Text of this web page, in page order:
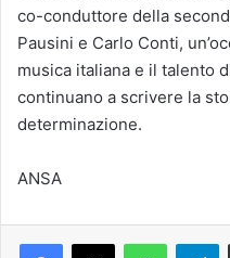
co-conduttore della
Pausini e Carlo Conti,
musica italiana e il talento
continuano a scrivere la
determinazione.
ANSA
Telegram